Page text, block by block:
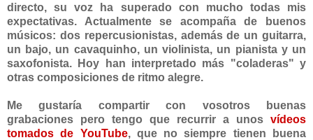
directo, su voz ha superado con mucho todas mis
expectativas. Actualmente se acompaña de buenos
músicos: dos repercusionistas, además de un guitarra,
un bajo, un cavaquinho, un violinista, un pianista y un
saxofonista. Hoy han interpretado más "coladeras" y
otras composiciones de ritmo alegre.
Me gustaría compartir con vosotros buenas
grabaciones pero tengo que recurrir a unos vídeos
tomados de YouTube, que no siempre tienen buena